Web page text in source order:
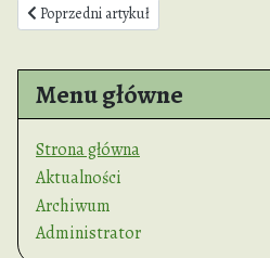
Menu główne
Strona główna
Aktualności
Archiwum
Administrator
Poprzedni artykuł: Wielkanoc 2026
Poprzedni artykuł